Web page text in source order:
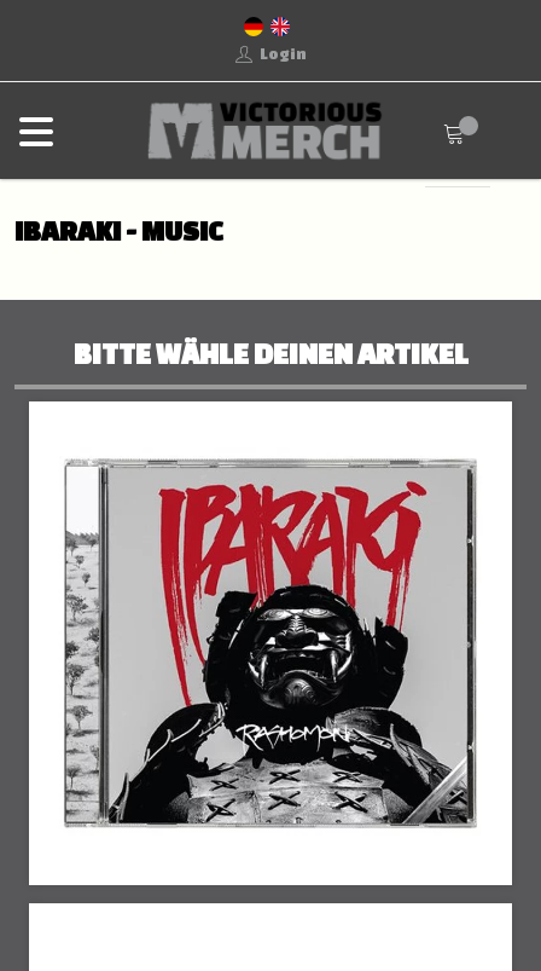
Login
IBARAKI - MUSIC
BITTE WÄHLE DEINEN ARTIKEL